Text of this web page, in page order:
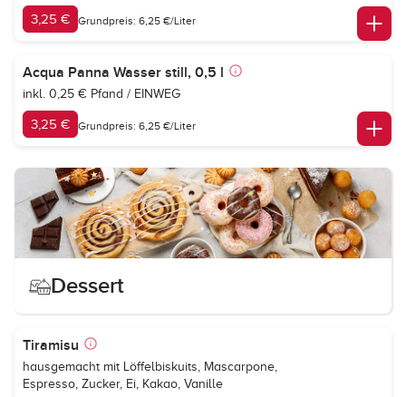
3,25 € Grundpreis: 6,25 €/Liter
Acqua Panna Wasser still, 0,5 l
inkl. 0,25 € Pfand / EINWEG
3,25 € Grundpreis: 6,25 €/Liter
Dessert
Tiramisu
hausgemacht mit Löffelbiskuits, Mascarpone,
Espresso, Zucker, Ei, Kakao, Vanille